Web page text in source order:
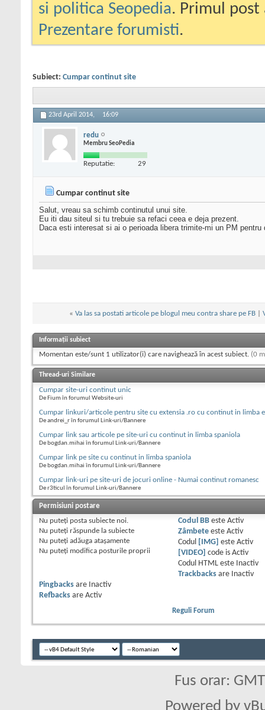
si politica Seopedia. Primul
Prezentare forumisti.
Subiect: Cumpar continut site
23rd April 2014, 16:09
redu
Membru SeoPedia
Reputatie: 29
Cumpar continut site
Salut, vreau sa schimb continutul unui site.
Eu iti dau siteul si tu trebuie sa refaci ceea e deja prezent.
Daca esti interesat si ai o perioada libera trimite-mi un PM pentru
« Va las sa postati articole pe blogul meu contra share pe FB|
Informații subiect
Momentan este/sunt 1 utilizator(i) care navighează în acest subiect. (0
Thread-uri Similare
Cumpar site-uri continut unic
De Fium în forumul Website-uri
Cumpar linkuri/articole pentru site cu extensia .ro cu continut in limba
De andrei_r în forumul Link-uri/Bannere
Cumpar link sau articole pe site-uri cu continut in limba spaniola
De bogdan.mihai în forumul Link-uri/Bannere
Cumpar link pe site cu continut in limba spaniola
De bogdan.mihai în forumul Link-uri/Bannere
Cumpar link-uri pe site-uri de jocuri online - Numai continut romanesc
De r3ticul în forumul Link-uri/Bannere
Permisiuni postare
Nu puteţi posta subiecte noi.
Nu puteţi răspunde la subiecte
Nu puteţi adăuga ataşamente
Nu puteţi modifica posturile proprii
Codul BBeste Activ
Zâmbeteeste Activ
Codul
[IMG] este Activ
[VIDEO]
code is Activ
Codul HTML este
Inactiv
Trackbacksare
Inactiv
Pingbacks are
Inactiv
Refbacks are Activ
Reguli Forum
Fus orar: